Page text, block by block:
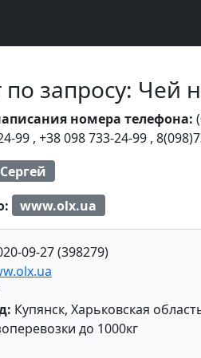
по запросу: Чей
номера телефона:
99 , +38 098 733-24-99 ,
Сергей
www.olx.ua
09-27 (398279)
Купянск, Харьковская
до 1000кг